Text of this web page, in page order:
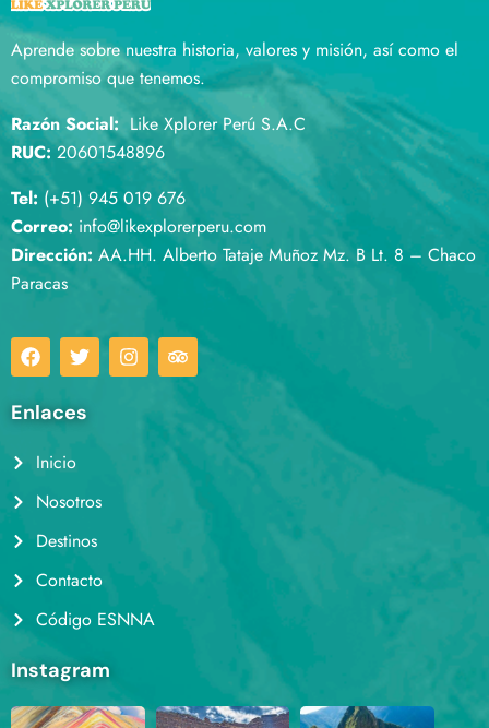
Aprende sobre nuestra historia, valores y misión, así como el
compromiso que tenemos.
Razón Social: Like Xplorer Perú S.A.C
RUC:20601548896
Tel: (+51) 945 019 676
Correo: info@likexplorerperu.com
Dirección: AA.HH. Alberto Tataje Muñoz Mz. B Lt. 8 – Chaco
Paracas
Enlaces
Inicio
Nosotros
Destinos
Contacto
Código ESNNA
Instagram